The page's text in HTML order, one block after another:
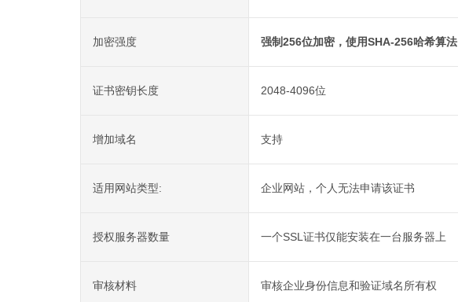
加密强度 强制256位加密，使用SHA-256哈希算法
证书密钥长度 2048-4096位
增加域名 支持
适用网站类型: 企业网站，个人无法申请该证书
授权服务器数量 一个SSL证书仅能安装在一台服务器上
审核材料 审核企业身份信息和验证域名所有权